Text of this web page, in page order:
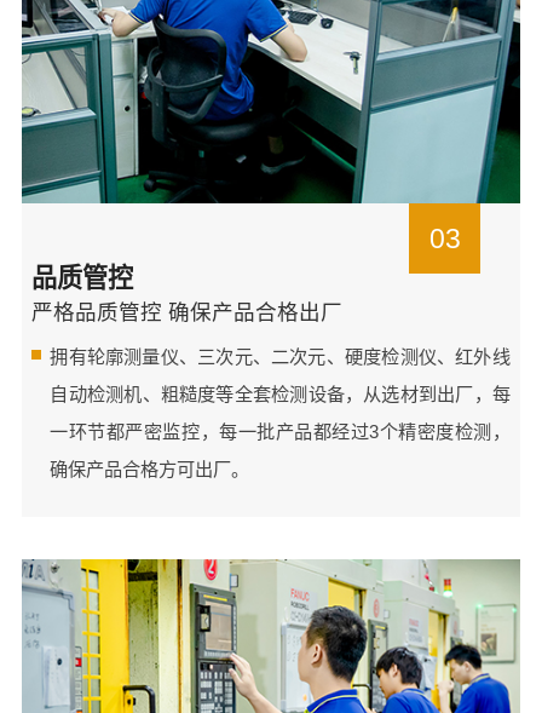
03
品质管控
严格品质管控 确保产品合格出厂
拥有轮廓测量仪、三次元、二次元、硬度检测仪、红外线
自动检测机、粗糙度等全套检测设备，从选材到出厂，每
一环节都严密监控，每一批产品都经过3个精密度检测，
确保产品合格方可出厂。